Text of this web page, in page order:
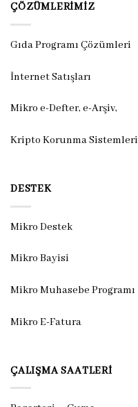
ÇÖZÜMLERIMIZ
Gıda Programı Çözümleri
İnternet Satışları
Mikro e-Defter, e-Arşiv,
Kripto Korunma Sistemleri
DESTEK
Mikro Destek
Mikro Bayisi
Mikro Muhasebe Programı
Mikro E-Fatura
ÇALIŞMA SAATLERI